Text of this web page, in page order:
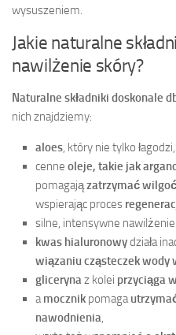
wysuszeniem.
Jakie naturalne
nawilżenie skóry?
Naturalne składniki doskonale
nich znajdziemy:
aloes, który nie tylko
cenne oleje, takie jak
pomagajązatrzymać
wspierając proces
silne, intensywne
kwas hialuronowydziała
wiązaniu cząsteczek wody
glicerynaz kolei przyciąga
amocznik pomaga
nawodnienia,